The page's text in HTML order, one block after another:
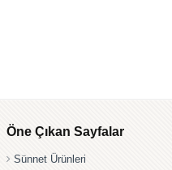
Öne Çıkan Sayfalar
Sünnet Ürünleri